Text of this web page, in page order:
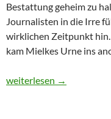
Bestattung geheim zu
Journalisten in die Irre
wirklichen Zeitpunkt
kam Mielkes Urne ins
Erich Mielke: Wer weinte
weiterlesen →